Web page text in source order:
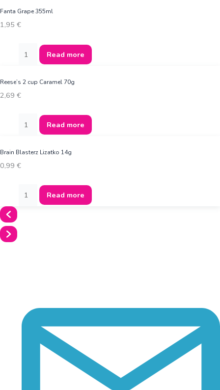
Fanta Grape 355ml
1,95 €
Read more
Reese’s 2 cup Caramel 70g
2,69 €
Read more
Brain Blasterz Lizatko 14g
0,99 €
Read more